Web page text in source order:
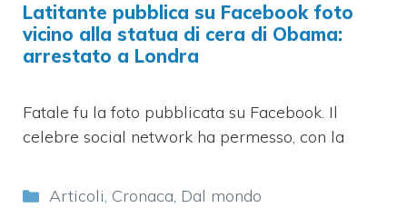
Latitante pubblica su Facebook foto
vicino alla statua di cera di Obama:
arrestato a Londra
Fatale fu la foto pubblicata su Facebook. Il
celebre social network ha permesso, con la
Categorie
Articoli, Cronaca, Dal mondo